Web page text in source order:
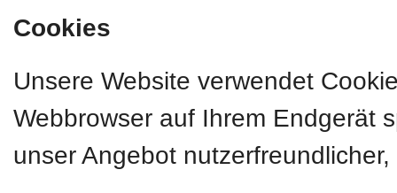
Cookies
Unsere Website verwendet
Webbrowser auf Ihrem Endgerät
unser Angebot